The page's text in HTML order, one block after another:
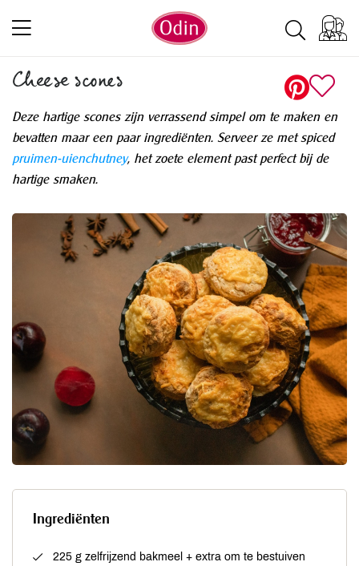
Cheese scones
Deze hartige scones zijn verrassend simpel om te maken en
bevatten maar een paar ingrediënten. Serveer ze met spiced
pruimen-uienchutney, het zoete element past perfect bij de
hartige smaken.
Ingrediënten
225 g zelfrijzend bakmeel + extra om te bestuiven